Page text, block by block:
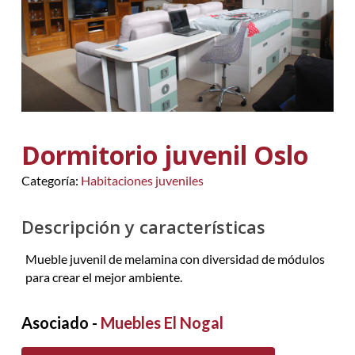
Dormitorio juvenil Oslo
Categoría: Habitaciones juveniles
Descripción y características
Mueble juvenil de melamina con diversidad de módulos
para crear el mejor ambiente.
Asociado - Muebles El Nogal